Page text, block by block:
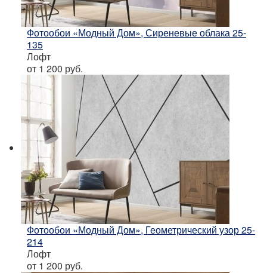
Фотообои «Модный Дом», Сиреневые облака 25-
135
Лофт
от 1 200 руб.
Фотообои «Модный Дом», Геометрический узор 25-
214
Лофт
от 1 200 руб.